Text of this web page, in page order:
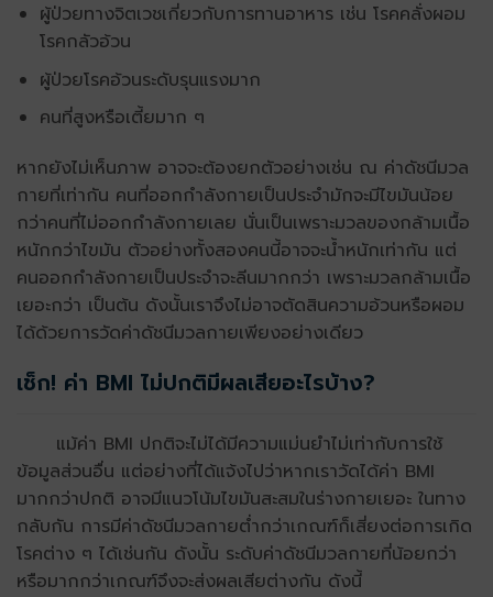
ผู้ป่วยทางจิตเวชเกี่ยวกับการทานอาหาร เช่น โรคคลั่งผอม
โรคกลัวอ้วน
ผู้ป่วยโรคอ้วนระดับรุนแรงมาก
คนที่สูงหรือเตี้ยมาก ๆ
หากยังไม่เห็นภาพ อาจจะต้องยกตัวอย่างเช่น ณ ค่าดัชนีมวล
กายที่เท่ากัน คนที่ออกกำลังกายเป็นประจำมักจะมีไขมันน้อย
กว่าคนที่ไม่ออกกำลังกายเลย นั่นเป็นเพราะมวลของกล้ามเนื้อ
หนักกว่าไขมัน ตัวอย่างทั้งสองคนนี้อาจจะน้ำหนักเท่ากัน แต่
คนออกกำลังกายเป็นประจำจะลีนมากกว่า เพราะมวลกล้ามเนื้อ
เยอะกว่า เป็นต้น ดังนั้นเราจึงไม่อาจตัดสินความอ้วนหรือผอม
ได้ด้วยการวัดค่าดัชนีมวลกายเพียงอย่างเดียว
เช็ก! ค่า BMI ไม่ปกติมีผลเสียอะไรบ้าง?
แม้ค่า BMI ปกติจะไม่ได้มีความแม่นยำไม่เท่ากับการใช้
ข้อมูลส่วนอื่น แต่อย่างที่ได้แจ้งไปว่าหากเราวัดได้ค่า BMI
มากกว่าปกติ อาจมีแนวโน้มไขมันสะสมในร่างกายเยอะ ในทาง
กลับกัน การมีค่าดัชนีมวลกายต่ำกว่าเกณฑ์ก็เสี่ยงต่อการเกิด
โรคต่าง ๆ ได้เช่นกัน ดังนั้น ระดับค่าดัชนีมวลกายที่น้อยกว่า
หรือมากกว่าเกณฑ์จึงจะส่งผลเสียต่างกัน ดังนี้